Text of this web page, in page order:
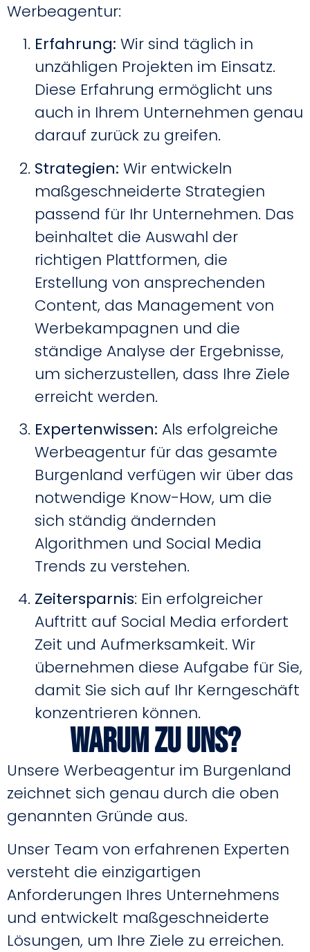
Werbeagentur:
Erfahrung: Wir sind täglich in
unzähligen Projekten im Einsatz.
Diese Erfahrung ermöglicht uns
auch in Ihrem Unternehmen genau
darauf zurück zu greifen.
Strategien: Wir entwickeln
maßgeschneiderte Strategien
passend für Ihr Unternehmen. Das
beinhaltet die Auswahl der
richtigen Plattformen, die
Erstellung von ansprechenden
Content, das Management von
Werbekampagnen und die
ständige Analyse der Ergebnisse,
um sicherzustellen, dass Ihre Ziele
erreicht werden.
Expertenwissen: Als erfolgreiche
Werbeagentur für das gesamte
Burgenland verfügen wir über das
notwendige Know-How, um die
sich ständig ändernden
Algorithmen und Social Media
Trends zu verstehen.
Zeitersparnis: Ein erfolgreicher
Auftritt auf Social Media erfordert
Zeit und Aufmerksamkeit. Wir
übernehmen diese Aufgabe für Sie,
damit Sie sich auf Ihr Kerngeschäft
konzentrieren können.
Warum zu uns?
Unsere Werbeagentur im Burgenland
zeichnet sich genau durch die oben
genannten Gründe aus.
Unser Team von erfahrenen Experten
versteht die einzigartigen
Anforderungen Ihres Unternehmens
und entwickelt maßgeschneiderte
Lösungen, um Ihre Ziele zu erreichen.